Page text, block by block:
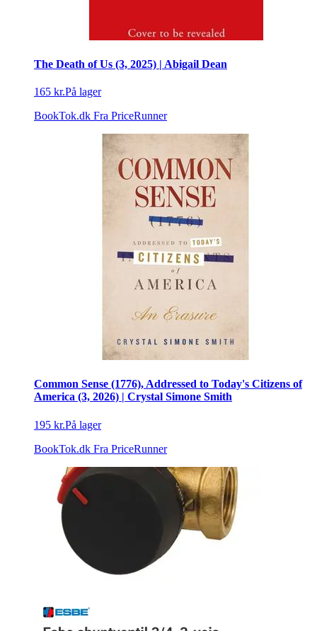
The Death of Us (3, 2025) | Abigail Dean
165 kr.På lager
BookTok.dk Fra PriceRunner
Common Sense (1776), Addressed to Today's Citizens of
America (3, 2026) | Crystal Simone Smith
195 kr.På lager
BookTok.dk Fra PriceRunner